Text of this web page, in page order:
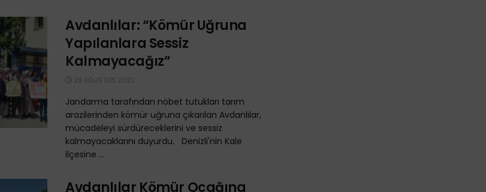
Avdanlılar: “Kömür Uğruna
Yapılanlara Sessiz
Kalmayacağız”
29 AĞUSTOS 2022
Jandarma tarafından nöbet tutukları tarım
arazilerinden kömür uğruna çıkarılan Avdanlılar,
mücadeleyi sürdüreceklerini ve sessiz
kalmayacaklarını duyurdu. Denizli'nin Kale
ilçesine ...
Avdanlılar Kömür Ocağına